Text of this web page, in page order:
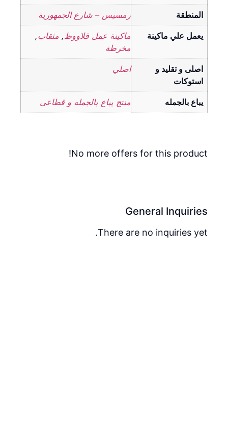
المنطقة رمسيس – شارع الجمهورية
يعمل علي ماكينة ماكينة عمل قلاووظ, مثقاب,
مخرطة
اصلى و تقليد و
استوكات
اصلي
يباع بالجمله منتج يباع بالجمله و قطاعى
No more offers for this product!
General Inquiries
There are no inquiries yet.